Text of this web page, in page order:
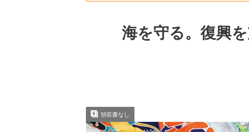
海を守る。復興
領収書なし